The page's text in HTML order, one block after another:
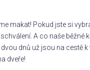
makat! Pokud jste si
A co naše běžné
dnů už jsou na cestě
dveře!